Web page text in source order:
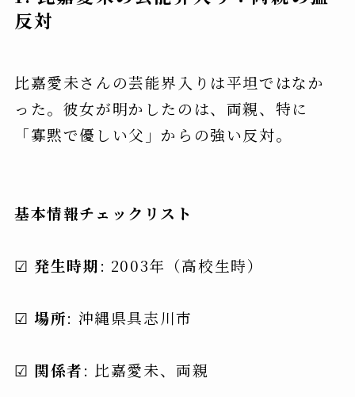
反対
比嘉愛未さんの芸能界入りは平坦ではなか
った。彼女が明かしたのは、両親、特に
「寡黙で優しい父」からの強い反対。
基本情報チェックリスト
☑発生時期: 2003年（高校生時）
☑場所: 沖縄県具志川市
☑ 関係者: 比嘉愛未、両親